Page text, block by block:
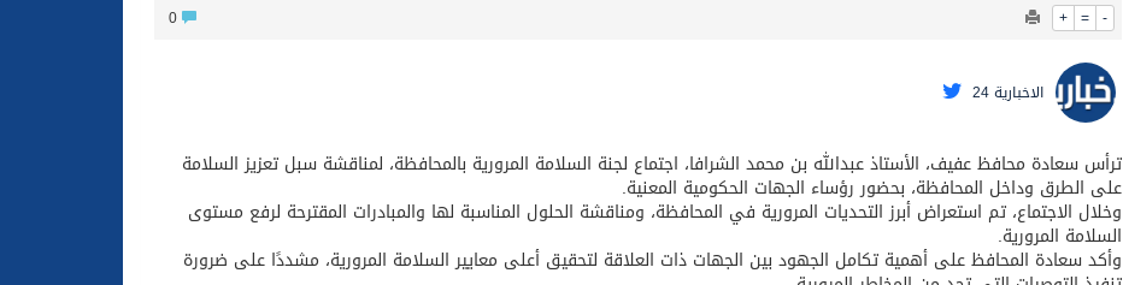
+ = -
الاخبارية 24
ترأس سعادة محافظ عفيف، الأستاذ عبدالله بن محمد الشرافا، اجتماع لجنة السلامة المرورية بالمحافظة، لمناقشة سبل تعزيز السلامة
على الطرق وداخل المحافظة، بحضور رؤساء الجهات الحكومية المعنية.
وخلال الاجتماع، تم استعراض أبرز التحديات المرورية في المحافظة، ومناقشة الحلول المناسبة لها والمبادرات المقترحة لرفع مستوى
السلامة المرورية.
وأكد سعادة المحافظ على أهمية تكامل الجهود بين الجهات ذات العلاقة لتحقيق أعلى معايير السلامة المرورية، مشددًا على ضرورة